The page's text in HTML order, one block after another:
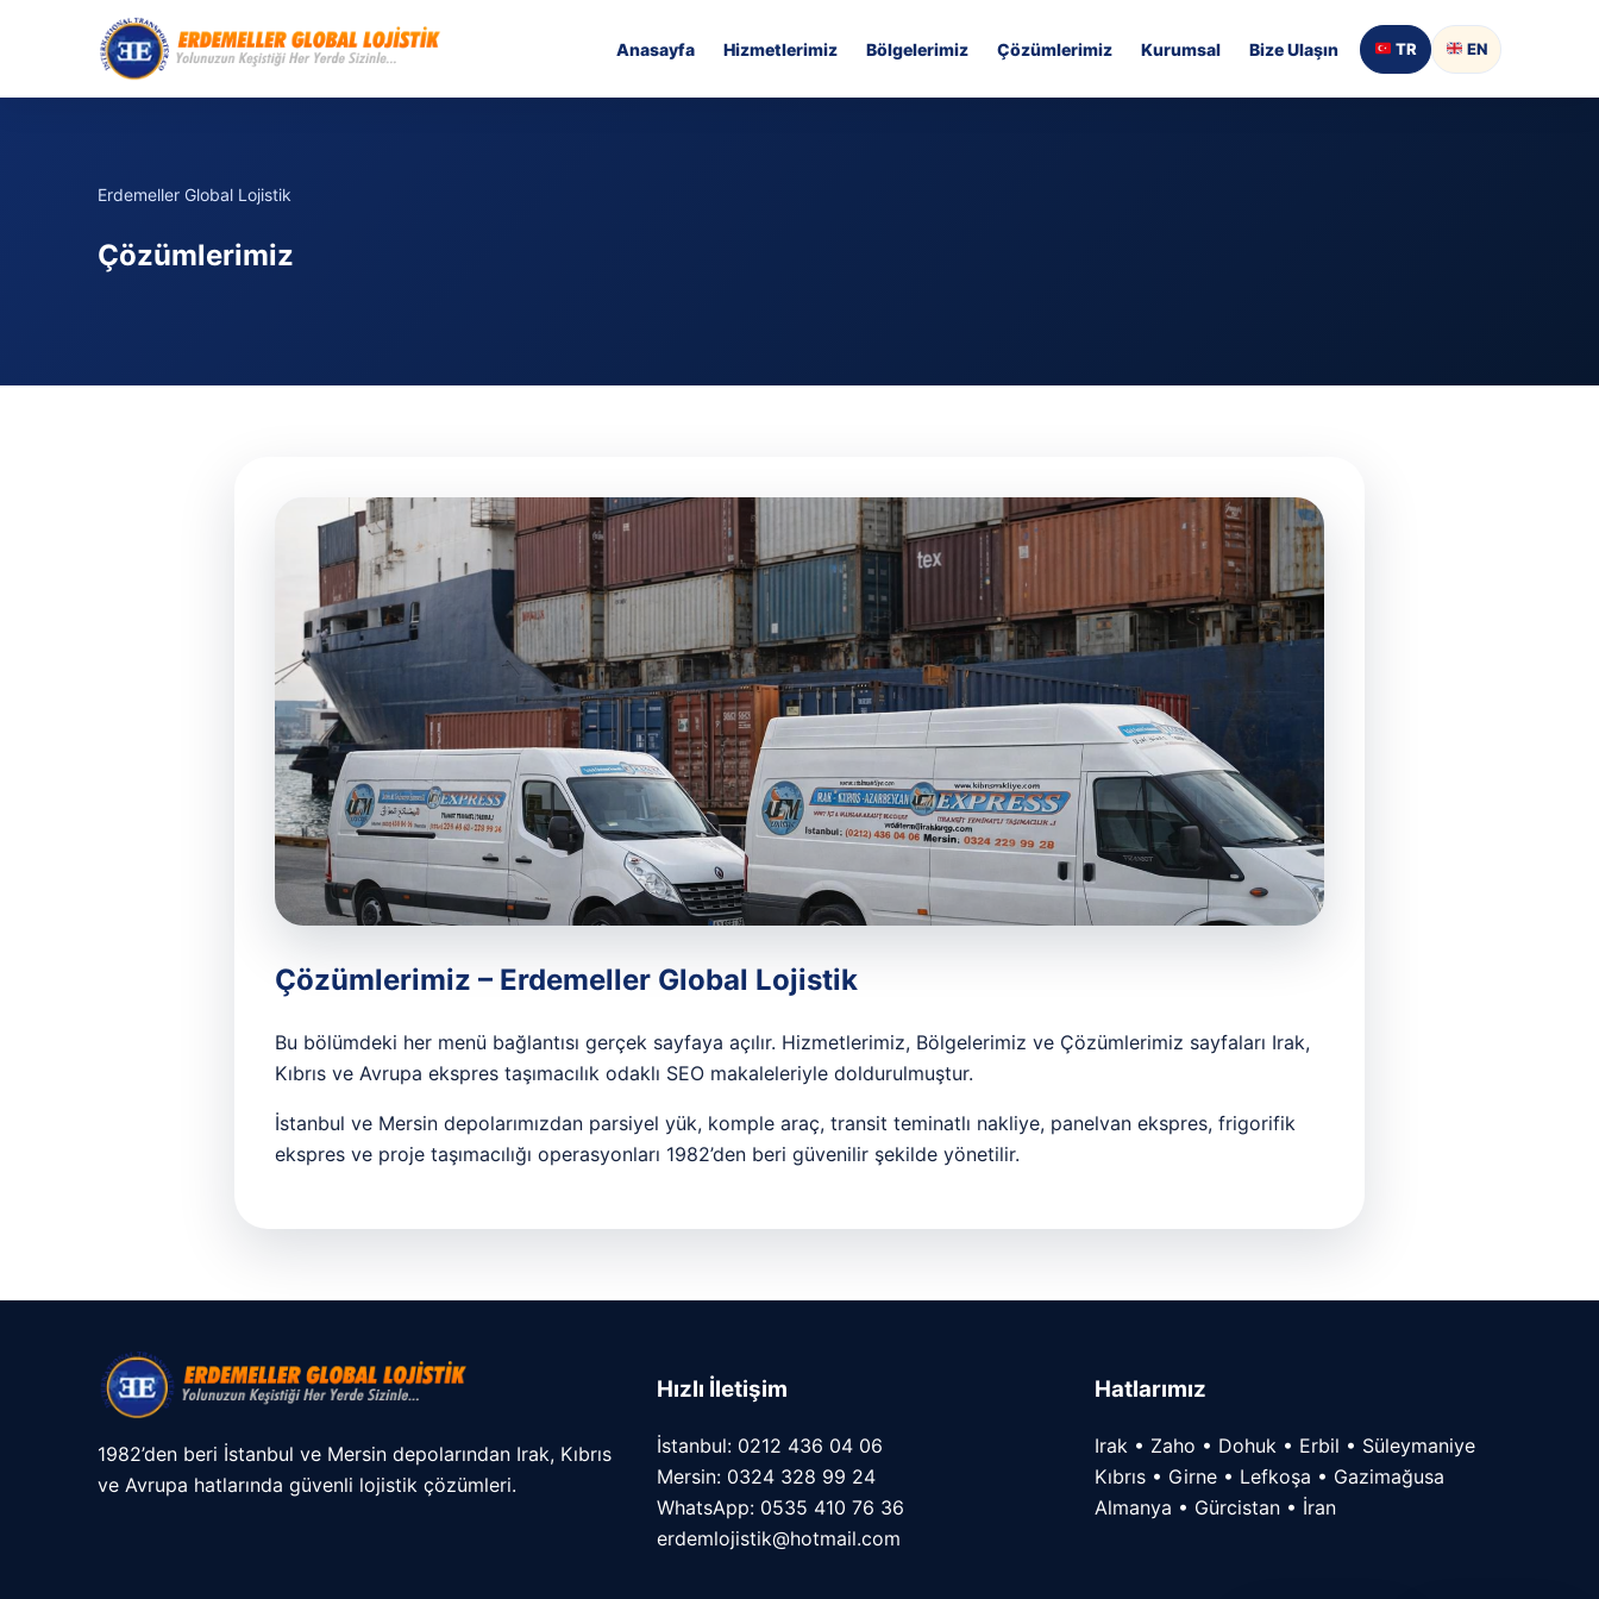
Anasayfa Hizmetlerimiz Bölgelerimiz Çözümlerimiz Kurumsal Bize Ulaşın TR EN
Erdemeller Global Lojistik
Çözümlerimiz
Çözümlerimiz – Erdemeller Global Lojistik
Bu bölümdeki her menü bağlantısı gerçek sayfaya açılır. Hizmetlerimiz, Bölgelerimiz ve Çözümlerimiz sayfaları Irak,
Kıbrıs ve Avrupa ekspres taşımacılık odaklı SEO makaleleriyle doldurulmuştur.
İstanbul ve Mersin depolarımızdan parsiyel yük, komple araç, transit teminatlı nakliye, panelvan ekspres, frigorifik
ekspres ve proje taşımacılığı operasyonları 1982’den beri güvenilir şekilde yönetilir.
1982’den beri İstanbul ve Mersin depolarından Irak, Kıbrıs
ve Avrupa hatlarında güvenli lojistik çözümleri.
Hızlı İletişim
İstanbul: 0212 436 04 06
Mersin: 0324 328 99 24
WhatsApp: 0535 410 76 36
erdemlojistik@hotmail.com
Hatlarımız
Irak • Zaho • Dohuk • Erbil • Süleymaniye
Kıbrıs • Girne • Lefkoşa • Gazimağusa
Almanya • Gürcistan • İran